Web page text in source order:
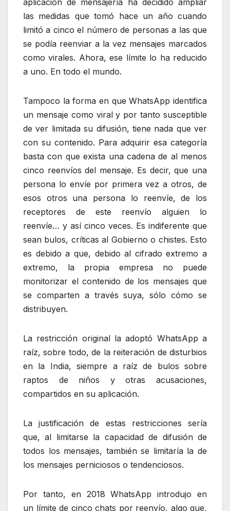
las medidas que tomó hace un año cuando
limitó a cinco el número de personas a las que
se podía reenviar a la vez mensajes marcados
como virales. Ahora, ese límite lo ha reducido
a uno. En todo el mundo.
Tampoco la forma en que WhatsApp identifica
un mensaje como viral y por tanto susceptible
de ver limitada su difusión, tiene nada que ver
con su contenido. Para adquirir esa categoría
basta con que exista una cadena de al menos
cinco reenvíos del mensaje. Es decir, que una
persona lo envíe por primera vez a otros, de
esos otros una persona lo reenvíe, de los
receptores de este reenvío alguien lo
reenvíe… y así cinco veces. Es indiferente que
sean bulos, críticas al Gobierno o chistes. Esto
es debido a que, debido al cifrado extremo a
extremo, la propia empresa no puede
monitorizar el contenido de los mensajes que
se comparten a través suya, sólo cómo se
distribuyen.
La restricción original la adoptó WhatsApp a
raíz, sobre todo, de la reiteración de disturbios
en la India, siempre a raíz de bulos sobre
raptos de niños y otras acusaciones,
compartidos en su aplicación.
La justificación de estas restricciones sería
que, al limitarse la capacidad de difusión de
todos los mensajes, también se limitaría la de
los mensajes perniciosos o tendenciosos.
Por tanto, en 2018 WhatsApp introdujo en
un límite de cinco chats por reenvío, algo que,